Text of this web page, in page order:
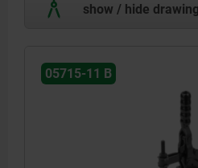
show / hide drawing
05715-11 B